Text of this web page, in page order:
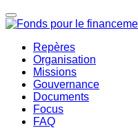
Repères
Organisation
Missions
Gouvernance
Documents
Focus
FAQ